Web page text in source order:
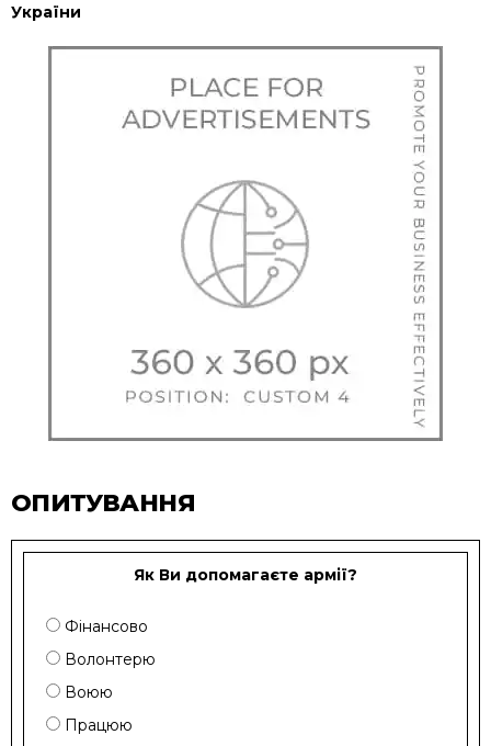
України
ОПИТУВАННЯ
Як Ви допомагаєте армії?
Фінансово
Волонтерю
Воюю
Працюю